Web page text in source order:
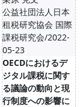
公益社団法人日本
租税研究協会 国際
課税研究会/2022-
05-23
OECDにおけるデ
ジタル課税に関す
る議論の動向と現
行制度への影響に